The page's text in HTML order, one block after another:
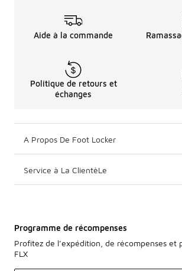
Aide à la commande
Politique de retours et
échanges
A Propos De Foot Locker
Service à La ClientèLe
Programme de récompenses
Profitez de l’expédition, de récompenses et
FLX